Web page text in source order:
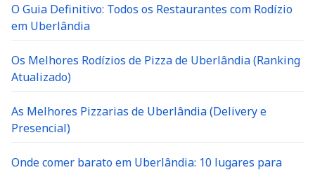
O Guia Definitivo: Todos os Restaurantes com Rodízio
em Uberlândia
Os Melhores Rodízios de Pizza de Uberlândia (Ranking
Atualizado)
As Melhores Pizzarias de Uberlândia (Delivery e
Presencial)
Onde comer barato em Uberlândia: 10 lugares para